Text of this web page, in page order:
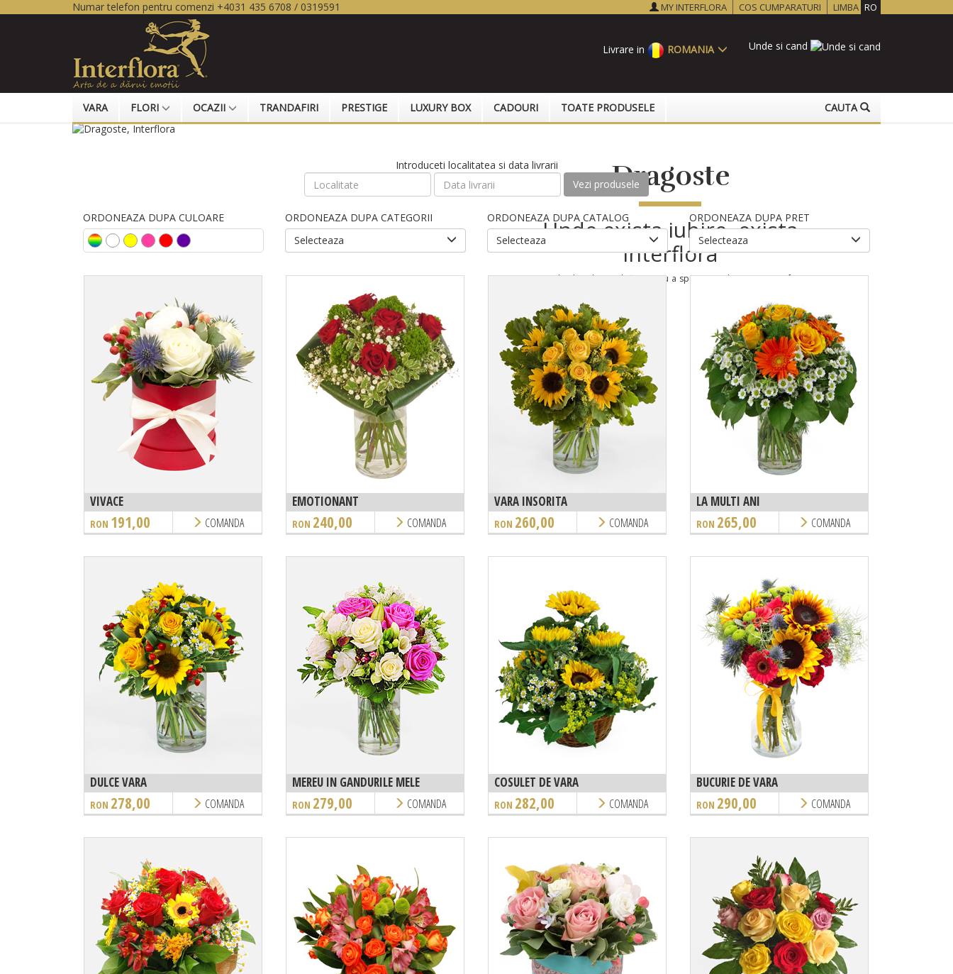
Numar telefon pentru comenzi +4031 435 6708 / 0319591 MY INTERFLORA COS CUMPARATURI LIMBA RO
Unde si cand
ROMANIA
Livrare in
VARA FLORI OCAZII TRANDAFIRI PRESTIGE LUXURY BOX CADOURI TOATE PRODUSELE CAUTA
Dragoste
Unde exista iubire, exista
Interflora
Trimite un buchet de trandafiri pentru a spune “te iubesc”. Un gest frumos si
Introduceti localitatea si data livrarii
Vezi produsele
ORDONEAZA DUPA CULOARE
ORDONEAZA DUPA CATEGORII
Selecteaza
ORDONEAZA DUPA CATALOG
Selecteaza
ORDONEAZA DUPA PRET
Selecteaza
VIVACE
RON 191,00 COMANDA
EMOTIONANT
RON 240,00 COMANDA
VARA INSORITA
RON 260,00 COMANDA
LA MULTI ANI
RON 265,00 COMANDA
DULCE VARA
RON 278,00 COMANDA
MEREU IN GANDURILE MELE
RON 279,00 COMANDA
COSULET DE VARA
RON 282,00 COMANDA
BUCURIE DE VARA
RON 290,00 COMANDA